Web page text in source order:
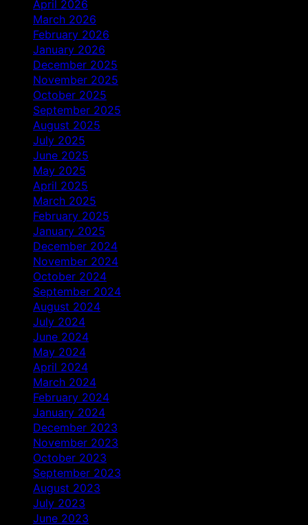
April 2026
March 2026
February 2026
January 2026
December 2025
November 2025
October 2025
September 2025
August 2025
July 2025
June 2025
May 2025
April 2025
March 2025
February 2025
January 2025
December 2024
November 2024
October 2024
September 2024
August 2024
July 2024
June 2024
May 2024
April 2024
March 2024
February 2024
January 2024
December 2023
November 2023
October 2023
September 2023
August 2023
July 2023
June 2023